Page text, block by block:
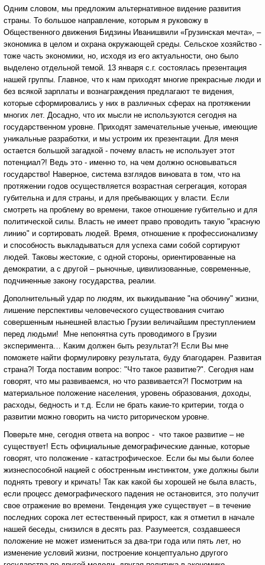
Одним словом, мы предложим альтернативное видение развития
страны. То большое направление, которым я руковожу в
Общественного движения Бидзины Иванишвили «Грузинская мечта», –
экономика в целом и охрана окружающей среды. Сельское хозяйство -
тоже часть экономики, но, исходя из его актуальности, оно было
выделено отдельной темой. 13 января с.г. состоялась презентация
нашей группы. Главное, что к нам приходят многие прекрасные люди и
без всякой зарплаты и вознаграждения предлагают те видения,
которые сформировались у них в различных сферах на протяжении
многих лет. Досадно, что их мысли не используются сегодня на
государственном уровне. Приходят замечательные ученые, имеющие
уникальные разработки, и мы устроим их презентации. Для меня
остается большой загадкой - почему власть не использует этот
потенциал?! Ведь это - именно то, на чем должно основываться
государство! Наверное, система взглядов виновата в том, что на
протяжении годов осуществляется возрастная сегрегация, которая
губительна и для страны, и для пребывающих у власти. Если
смотреть на проблему во времени, такое отношение губительно и для
политической силы. Власть не имеет право проводить такую "красную
линию" и сортировать людей. Время, отношение к профессионализму
и способность выкладываться для успеха сами собой сортируют
людей. Таковы жестокие, с одной стороны, ориентированные на
демократии, а с другой – рыночные, цивилизованные, современные,
подчиненные закону государства, реалии.
Дополнительный удар по людям, их выкидывание "на обочину" жизни,
лишение перспективы человеческого существования считаю
совершенным нынешней властью Грузии величайшим преступлением
перед людьми! Мне непонятна суть проводимого в Грузии
эксперимента… Каким должен быть результат?! Если Вы мне
поможете найти формулировку результата, буду благодарен. Развитая
страна?! Тогда поставим вопрос: "Что такое развитие?". Сегодня нам
говорят, что мы развиваемся, но что развивается?! Посмотрим на
материальное положение населения, уровень образования, доходы,
расходы, бедность и т.д. Если не брать какие-то критерии, тогда о
развитии можно говорить на чисто риторическом уровне.
Поверьте мне, сегодня ответа на вопрос - что такое развитие – не
существует! Есть официальные демографические данные, которые
говорят, что положение - катастрофическое. Если бы мы были более
жизнеспособной нацией с обостренным инстинктом, уже должны были
поднять тревогу и кричать! Так как какой бы хорошей не была власть,
если процесс демографического падения не остановится, это получит
свое отражение во времени. Тенденция уже существует – в течение
последних сорока лет естественный прирост, как я отметил в начале
нашей беседы, снизился в десять раз. Разумеется, создавшееся
положение не может измениться за два-три года или пять лет, но
изменение условий жизни, построение концептуально другого